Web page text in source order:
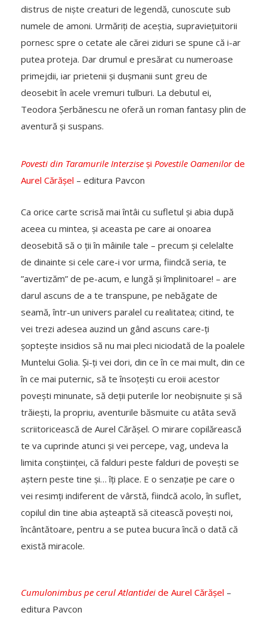
distrus de niște creaturi de legendă, cunoscute sub
numele de amoni. Urmăriți de aceștia, supraviețuitorii
pornesc spre o cetate ale cărei ziduri se spune că i-ar
putea proteja. Dar drumul e presărat cu numeroase
primejdii, iar prietenii și dușmanii sunt greu de
deosebit în acele vremuri tulburi. La debutul ei,
Teodora Șerbănescu ne oferă un roman fantasy plin de
aventură și suspans.
Povesti din Taramurile Interzise și Povestile Oamenilorde
Aurel Cărășel – editura Pavcon
Ca orice carte scrisă mai întâi cu sufletul și abia după
aceea cu mintea, și aceasta pe care ai onoarea
deosebită să o ții în mâinile tale – precum și celelalte
de dinainte si cele care-i vor urma, fiindcă seria, te
”avertizăm” de pe-acum, e lungă și împlinitoare! – are
darul ascuns de a te transpune, pe nebăgate de
seamă, într-un univers paralel cu realitatea; citind, te
vei trezi adesea auzind un gând ascuns care-ți
șoptește insidios să nu mai pleci niciodată de la poalele
Muntelui Golia. Și-ți vei dori, din ce în ce mai mult, din ce
în ce mai puternic, să te însoțești cu eroii acestor
povești minunate, să deții puterile lor neobișnuite și să
trăiești, la propriu, aventurile băsmuite cu atâta sevă
scriitoricească de Aurel Cărășel. O mirare copilărească
te va cuprinde atunci și vei percepe, vag, undeva la
limita conștiinței, că falduri peste falduri de povești se
aștern peste tine și… îți place. E o senzație pe care o
vei resimți indiferent de vârstă, fiindcă acolo, în suflet,
copilul din tine abia așteaptă să citească povești noi,
încântătoare, pentru a se putea bucura încă o dată că
există miracole.
Cumulonimbus pe cerul Atlantidei de Aurel Cărășel –
editura Pavcon